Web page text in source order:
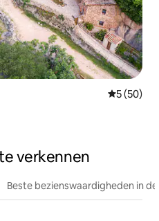
5 (50)
verkennen
Beste bezienswaardigheden in